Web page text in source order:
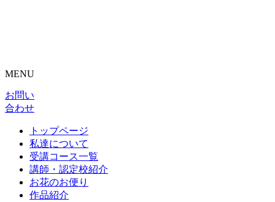
MENU
お問い
合わせ
トップページ
私達について
受講コース一覧
講師・認定校紹介
お花のお便り
作品紹介